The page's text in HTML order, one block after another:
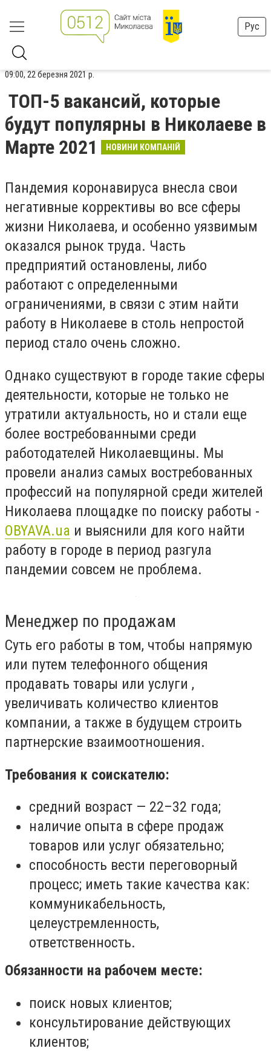
Рус
09:00, 22 березня 2021 р.
ТОП-5 вакансий, которые
будут популярны в Николаеве в
Марте 2021
НОВИНИ КОМПАНІЙ
Пандемия коронавируса внесла свои
негативные коррективы во все сферы
жизни Николаева, и особенно уязвимым
оказался рынок труда. Часть
предприятий остановлены, либо
работают с определенными
ограничениями, в связи с этим найти
работу в Николаеве в столь непростой
период стало очень сложно.
Однако существуют в городе такие сферы
деятельности, которые не только не
утратили актуальность, но и стали еще
более востребованными среди
работодателей Николаевщины. Мы
провели анализ самых востребованных
профессий на популярной среди жителей
Николаева площадке по поиску работы -
OBYAVA.ua и выяснили для кого найти
работу в городе в период разгула
пандемии совсем не проблема.
Менеджер по продажам
Суть его работы в том, чтобы напрямую
или путем телефонного общения
продавать товары или услуги ,
увеличивать количество клиентов
компании, а также в будущем строить
партнерские взаимоотношения.
Требования к соискателю:
средний возраст — 22–32 года;
наличие опыта в сфере продаж
товаров или услуг обязательно;
способность вести переговорный
процесс; иметь такие качества как:
коммуникабельность,
целеустремленность,
ответственность.
Обязанности на рабочем месте:
поиск новых клиентов;
консультирование действующих
клиентов;